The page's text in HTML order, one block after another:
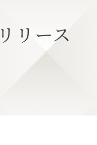
リース